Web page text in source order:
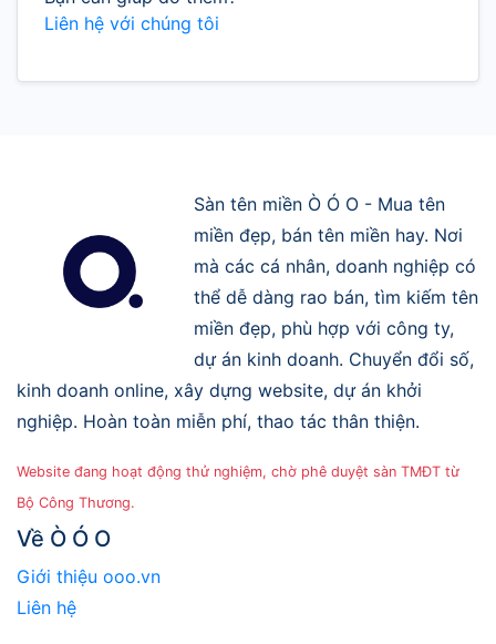
Liên hệ với chúng tôi
Sàn tên miền Ò Ó O - Mua tên
miền đẹp, bán tên miền hay. Nơi
mà các cá nhân, doanh nghiệp có
thể dễ dàng rao bán, tìm kiếm tên
miền đẹp, phù hợp với công ty,
dự án kinh doanh. Chuyển đổi số,
kinh doanh online, xây dựng website, dự án khởi
nghiệp. Hoàn toàn miễn phí, thao tác thân thiện.
Website đang hoạt động thử nghiệm, chờ phê duyệt sàn TMĐT từ
Bộ Công Thương.
Về Ò Ó O
Giới thiệu ooo.vn
Liên hệ